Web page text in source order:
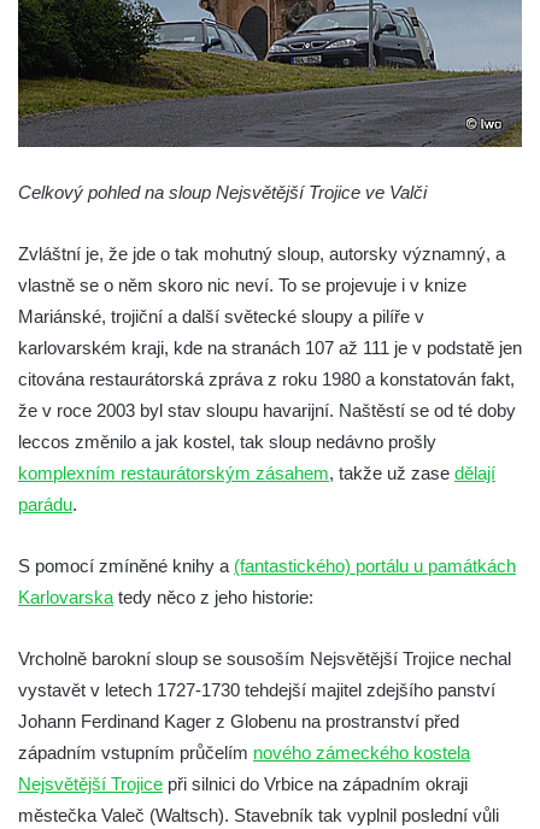
Sloup Panny Marie na Mírovém náměstí v
Lounech
Sloup se sochou Piety u hřbitova ve
Strupčicích
Hošnicích
Sloup s kaplicí (boží muka) u kostela
svatého Stanislava v Měrunicích
Sloup Panny Marie v klášteře v Oseku
Sloup s reliéfem Panny Marie v Oseku
Sloup se sochou Piety ve Chlumci
Sloup svatého Prokopa na 2. náměstí v
Mostě
Sloup svatého Antonína Paduánského u
polní cesty jihovýchodně od Skalice u
Sloup svatého Václava na Václavském
náměstí v Lovosicích
Sloup svatého Jana Nepomuckého v
Žibřidicích
Sloup svatého Jana Nepomuckého v
Celkový pohled na sloup Nejsvětější Trojice ve Valči
Zvláštní je, že jde o tak mohutný sloup, autorsky významný, a
vlastně se o něm skoro nic neví. To se projevuje i v knize
Mariánské, trojiční a další světecké sloupy a pilíře v
karlovarském kraji, kde na stranách 107 až 111 je v podstatě jen
citována restaurátorská zpráva z roku 1980 a konstatován fakt,
že v roce 2003 byl stav sloupu havarijní. Naštěstí se od té doby
leccos změnilo a jak kostel, tak sloup nedávno prošly
komplexním restaurátorským zásahem, takže už zase dělají
parádu.
S pomocí zmíněné knihy a (fantastického) portálu u památkách
Karlovarska tedy něco z jeho historie:
Vrcholně barokní sloup se sousoším Nejsvětější Trojice nechal
vystavět v letech 1727-1730 tehdejší majitel zdejšího panství
Johann Ferdinand Kager z Globenu na prostranství před
západním vstupním průčelím nového zámeckého kostela
Nejsvětější Trojice při silnici do Vrbice na západním okraji
městečka Valeč (Waltsch). Stavebník tak vyplnil poslední vůli